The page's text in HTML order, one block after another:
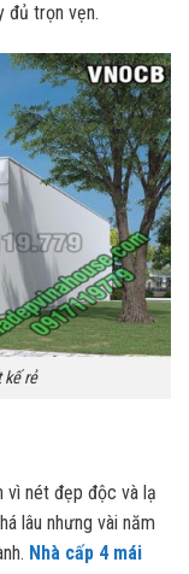
đủ trọn vẹn.
rẻ
vì nét đẹp độc và lạ
lâu nhưng vài năm
Nhà cấp 4 mái